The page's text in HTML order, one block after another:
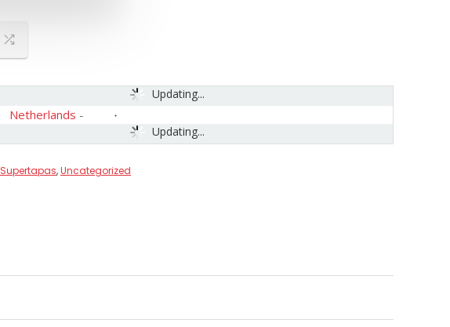
Updating...
Updating...
Netherlands -
Supertapas,Uncategorized